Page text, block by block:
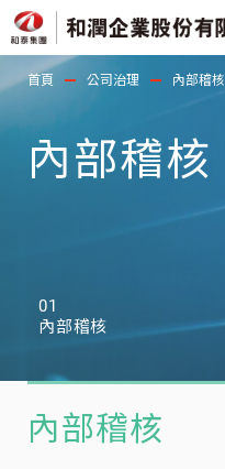
首頁 公司治理 內部稽核
內部稽核
01
內部稽核
內部稽核